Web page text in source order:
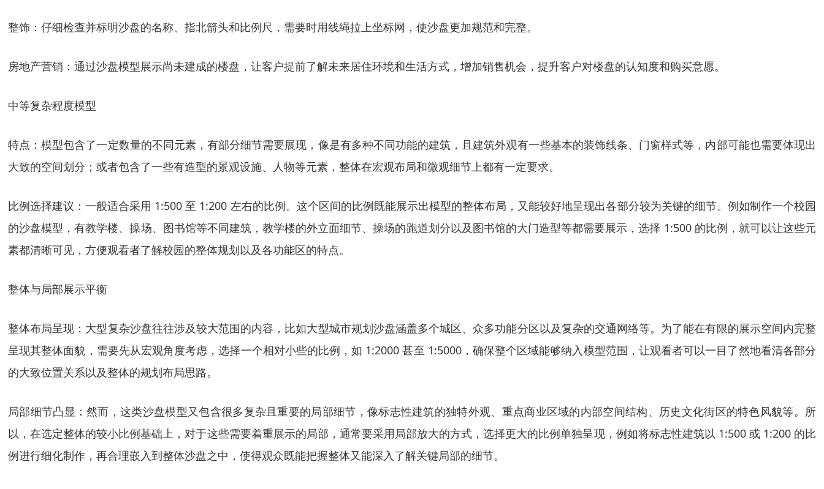
整饰：仔细检查并标明沙盘的名称、指北箭头和比例尺，需要时用线绳拉上坐标网，使沙盘更加规范和完整。
房地产营销：通过沙盘模型展示尚未建成的楼盘，让客户提前了解未来居住环境和生活方式，增加销售机会，提升客户对楼盘的认知度和购买意愿。
中等复杂程度模型
特点：模型包含了一定数量的不同元素，有部分细节需要展现，像是有多种不同功能的建筑，且建筑外观有一些基本的装饰线条、门窗样式等，内部可能也需要体现出
大致的空间划分；或者包含了一些有造型的景观设施、人物等元素，整体在宏观布局和微观细节上都有一定要求。
比例选择建议：一般适合采用 1:500 至 1:200 左右的比例。这个区间的比例既能展示出模型的整体布局，又能较好地呈现出各部分较为关键的细节。例如制作一个校园
的沙盘模型，有教学楼、操场、图书馆等不同建筑，教学楼的外立面细节、操场的跑道划分以及图书馆的大门造型等都需要展示，选择 1:500 的比例，就可以让这些元
素都清晰可见，方便观看者了解校园的整体规划以及各功能区的特点。
整体与局部展示平衡
整体布局呈现：大型复杂沙盘往往涉及较大范围的内容，比如大型城市规划沙盘涵盖多个城区、众多功能分区以及复杂的交通网络等。为了能在有限的展示空间内完整
呈现其整体面貌，需要先从宏观角度考虑，选择一个相对小些的比例，如 1:2000 甚至 1:5000，确保整个区域能够纳入模型范围，让观看者可以一目了然地看清各部分
的大致位置关系以及整体的规划布局思路。
局部细节凸显：然而，这类沙盘模型又包含很多复杂且重要的局部细节，像标志性建筑的独特外观、重点商业区域的内部空间结构、历史文化街区的特色风貌等。所
以，在选定整体的较小比例基础上，对于这些需要着重展示的局部，通常要采用局部放大的方式，选择更大的比例单独呈现，例如将标志性建筑以 1:500 或 1:200 的比
例进行细化制作，再合理嵌入到整体沙盘之中，使得观众既能把握整体又能深入了解关键局部的细节。